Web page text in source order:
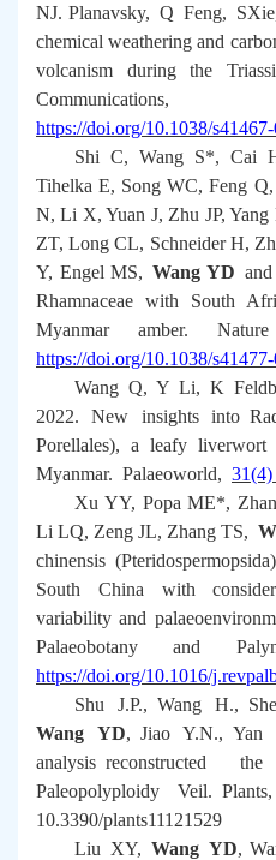
NJ. Planavsky, Q Feng,
chemical weathering and
volcanism during the
Communications,
https://doi.org/10.1038/
Shi C, Wang S*, Cai
Tihelka E, Song WC, Feng
N, Li X, Yuan J, Zhu JP,
ZT, Long CL, Schneider H,
Y, Engel MS,Wang YD
Rhamnaceae with South
Myanmar amber.
https://doi.org/10.1038/
Wang Q, Y Li, K
2022. New insights into
Porellales), a leafy liverwort
Myanmar. Palaeoworld,
Xu YY, Popa ME*,
Li LQ, Zeng JL, Zhang TS,
chinensis
South China with
variability and
Palaeobotany and
https://doi.org/10.1016/
Shu J.P., Wang H.,
Wang YD, Jiao Y.N., Yan
analysis reconstructed
Paleopolyploidy Veil. Plants
10.3390/plants11121529
Liu XY, Wang YD,